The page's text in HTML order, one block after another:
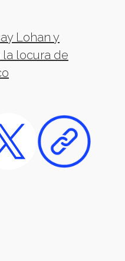
Lohan y
la locura de